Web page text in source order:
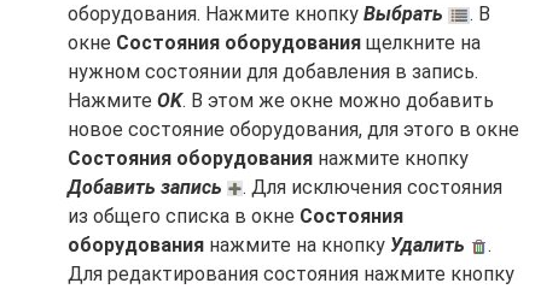
оборудования. Нажмите кнопку Выбрать
. В
окне Состояния оборудования щелкните на
нужном состоянии для добавления в запись.
Нажмите OK. В этом же окне можно добавить
новое состояние оборудования, для этого в окне
Состояния оборудования нажмите кнопку
Добавить запись
. Для исключения состояния
из общего списка в окне Состояния
оборудования нажмите на кнопку Удалить
.
Для редактирования состояния нажмите кнопку